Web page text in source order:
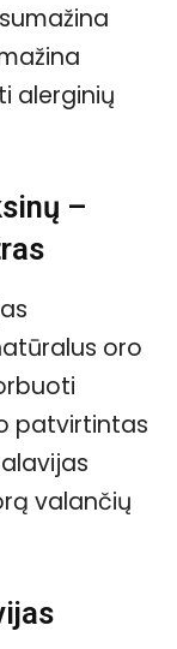
alerginių
–
oro
patvirtintas
valančių